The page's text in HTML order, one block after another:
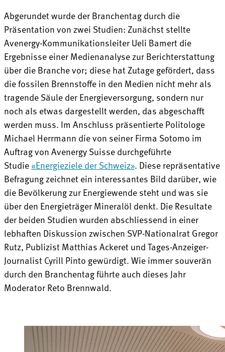
Abgerundet wurde der Branchentag durch die
Präsentation von zwei Studien: Zunächst stellte
Avenergy-Kommunikationsleiter Ueli Bamert die
Ergebnisse einer Medienanalyse zur Berichterstattung
über die Branche vor; diese hat Zutage gefördert, dass
die fossilen Brennstoffe in den Medien nicht mehr als
tragende Säule der Energieversorgung, sondern nur
noch als etwas dargestellt werden, das abgeschafft
werden muss. Im Anschluss präsentierte Politologe
Michael Herrmann die von seiner Firma Sotomo im
Auftrag von Avenergy Suisse durchgeführte
Studie«Energieziele der Schweiz». Diese repräsentative
Befragung zeichnet ein interessantes Bild darüber, wie
die Bevölkerung zur Energiewende steht und was sie
über den Energieträger Mineralöl denkt. Die Resultate
der beiden Studien wurden abschliessend in einer
lebhaften Diskussion zwischen SVP-Nationalrat Gregor
Rutz, Publizist Matthias Ackeret und Tages-Anzeiger-
Journalist Cyrill Pinto gewürdigt. Wie immer souverän
durch den Branchentag führte auch dieses Jahr
Moderator Reto Brennwald.